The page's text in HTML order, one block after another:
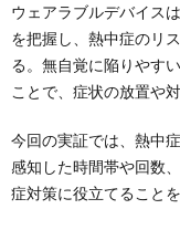
ウェアラブルデバイス
を把握し、熱中症のリ
る。無自覚に陥りやす
ことで、症状の放置や
今回の実証では、熱中
感知した時間帯や回数
症対策に役立てること